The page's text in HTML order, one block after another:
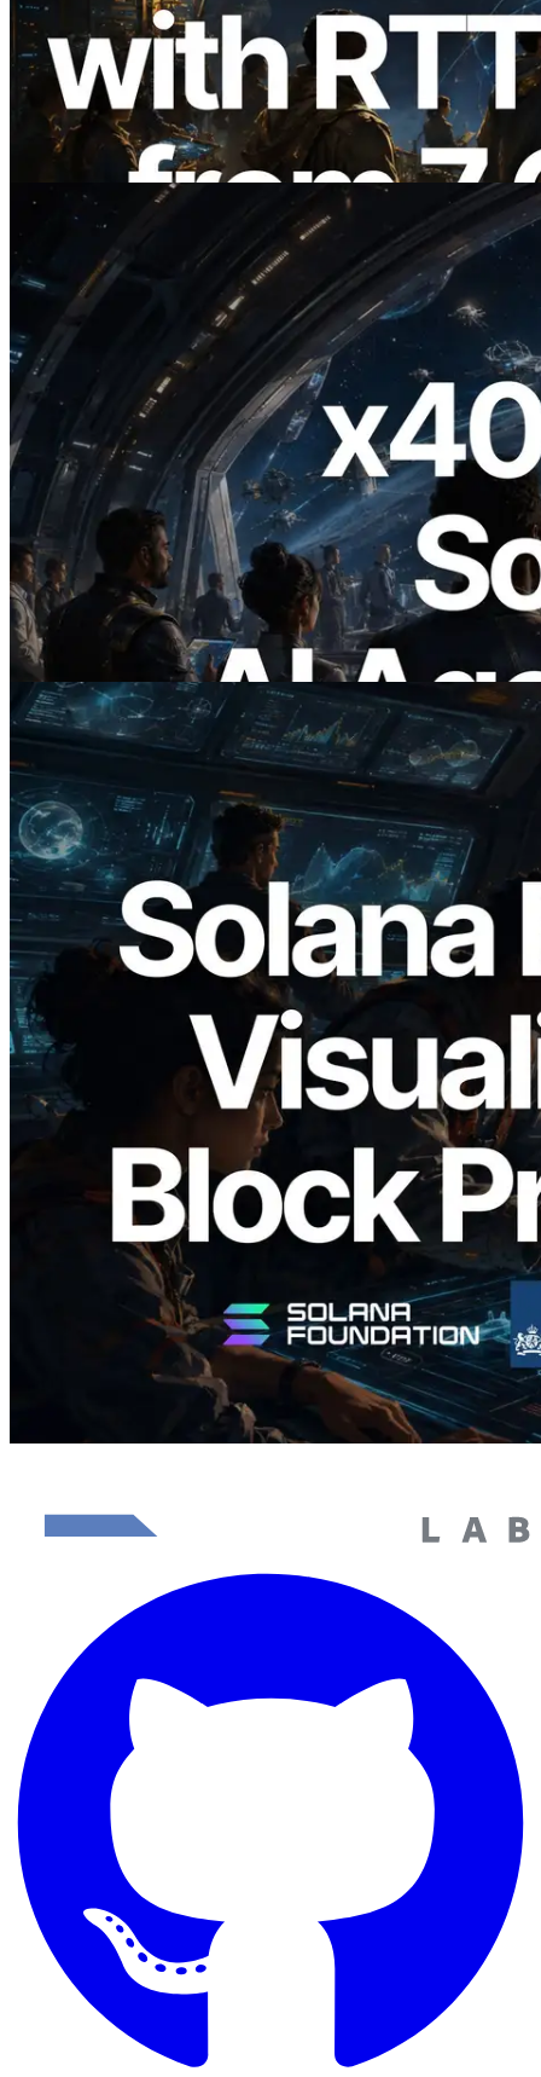
ERPC Memperluas Solana Leader Slot
API dengan Pengukuran Ping dari 7
Region Global — Validators Information
API Juga Diluncurkan
2026.07.04
ERPC Meluncurkan Solana RPC
Berbasis x402 — Era AI Agent
Membayar API yang Dibutuhkan Secara
On Demand
Baca artikel ini
2026.05.24
Validators Solutions Meluncurkan Solana
Block Analyzer — Memvisualisasikan
Waktu Produksi Blok per Slot dan
Validator yang Ditugaskan